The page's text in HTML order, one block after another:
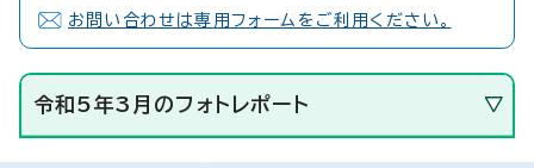
お問い合わせは専用フォームをご利用ください。
令和5年3月のフォトレポート